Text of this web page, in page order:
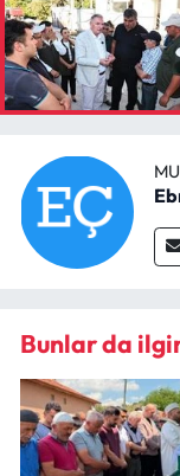
Bunlar da
Spor
Sungurlu
Uğurludağ
Yaşam
Yemek
Yerel